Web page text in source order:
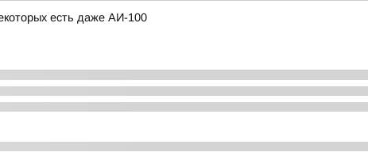
есть даже АИ-100